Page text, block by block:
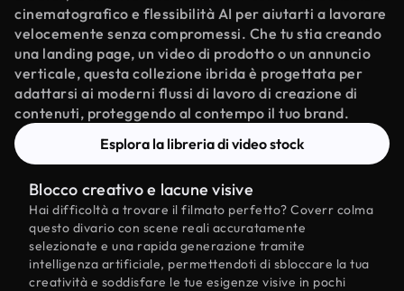
cinematografico e flessibilità AI per aiutarti a lavorare
velocemente senza compromessi. Che tu stia creando
una landing page, un video di prodotto o un annuncio
verticale, questa collezione ibrida è progettata per
adattarsi ai moderni flussi di lavoro di creazione di
contenuti, proteggendo al contempo il tuo brand.
Esplora la libreria di video stock
Blocco creativo e lacune visive
Hai difficoltà a trovare il filmato perfetto? Coverr colma
questo divario con scene reali accuratamente
selezionate e una rapida generazione tramite
intelligenza artificiale, permettendoti di sbloccare la tua
creatività e soddisfare le tue esigenze visive in pochi